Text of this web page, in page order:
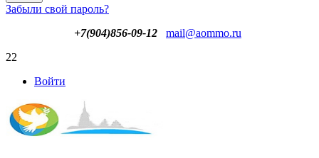
Забыли свой пароль?
+7(904)856-09-12
mail@aommo.ru
22
Войти